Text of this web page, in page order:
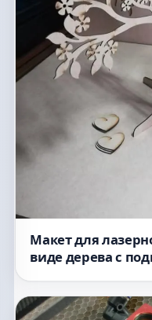
Макет для
виде дерева с